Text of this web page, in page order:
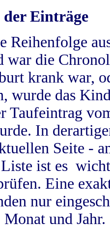
der Einträge
Reihenfolge
war die
krank war,
wurde das
Taufeintrag
In
Seite -
ist es
Eine
nur
und Jahr.